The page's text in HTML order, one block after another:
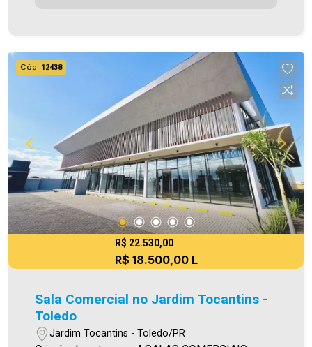
consultórios, comércios e serviços ? Pronta para
receber sua empresa ou gerar renda como
investimento. Não perca essa chance de alugar
um espaço funcional, bem localizado e com
ótimo custo-benefício! ? Entre em contato e
agende uma visita!
Cód. 12438
R$ 22.530,00
R$ 18.500,00 L
Sala Comercial no Jardim Tocantins -
Toledo
Jardim Tocantins - Toledo/PR